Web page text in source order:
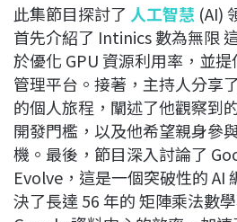
c
e
b
o
o
k
n
e
r
e
a
d
s
n
k
e
d
I
n
p
y
L
i
n
k
此集節目探討了 人工智慧 (AI)
首先介紹了 Intinics 數為無限
於優化 GPU 資源利用率，並
管理平台。接著，主持人分享
的個人旅程，闡述了他觀察到
開發門檻，以及他希望親身參
機。最後，節目深入討論了
Evolve，這是一個突破性的 AI
決了長達 56 年的 矩陣乘法數